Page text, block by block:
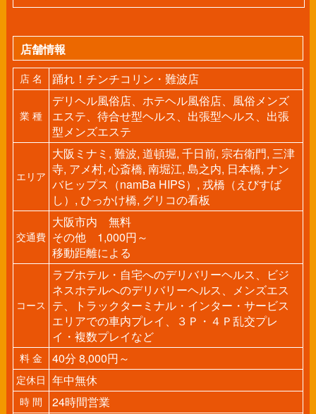
店舗情報
店 名 踊れ！チンチコリン・難波店
業 種
デリヘル風俗店、ホテヘル風俗店、風俗メンズ
エステ、待合せ型ヘルス、出張型ヘルス、出張
型メンズエステ
エリア
大阪ミナミ, 難波, 道頓堀, 千日前, 宗右衛門, 三津
寺, アメ村, 心斎橋, 南堀江, 島之内, 日本橋, ナン
バヒップス（namBa HIPS）, 戎橋（えびすば
し）, ひっかけ橋, グリコの看板
交通費
大阪市内 無料
その他 1,000円～
移動距離による
コース
ラブホテル・自宅へのデリバリーヘルス、ビジ
ネスホテルへのデリバリーヘルス、メンズエス
テ、トラックターミナル・インター・サービス
エリアでの車内プレイ、３Ｐ・４Ｐ乱交プレ
イ・複数プレイなど
料 金 40分 8,000円～
定休日 年中無休
時 間 24時間営業